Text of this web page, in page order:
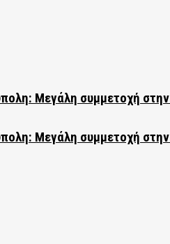
Μεγάλη συμμετοχή
Μεγάλη συμμετοχή